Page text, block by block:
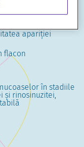
utilizarea în orice
apariției
flacon
în stadiile
și rinosinuzitei,